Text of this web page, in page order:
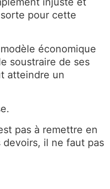
pour cette
économique
soustraire de ses
atteindre un
pas à remettre en
devoirs, il ne faut pas